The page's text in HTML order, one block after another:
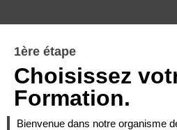
1ère étape
Choisissez
Formation.
Bienvenue dans notre organisme